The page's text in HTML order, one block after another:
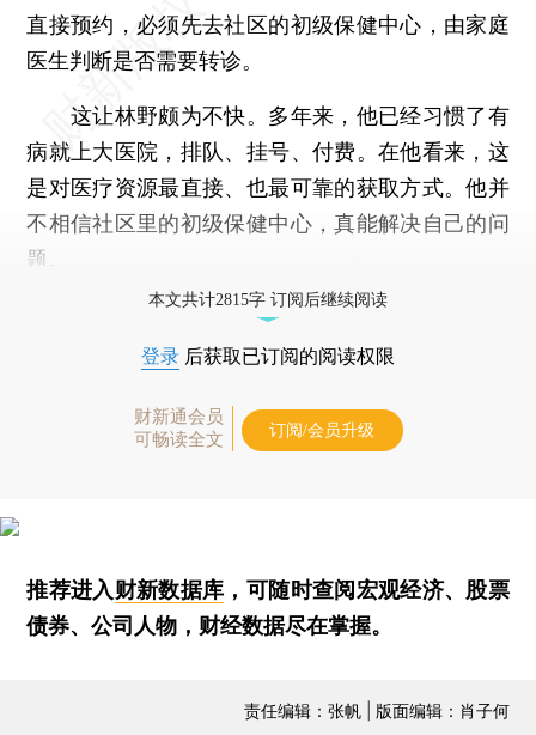
直接预约，必须先去社区的初级保健中心，由家庭
医生判断是否需要转诊。
这让林野颇为不快。多年来，他已经习惯了有
病就上大医院，排队、挂号、付费。在他看来，这
是对医疗资源最直接、也最可靠的获取方式。他并
不相信社区里的初级保健中心，真能解决自己的问
题。
本文共计2815字 订阅后继续阅读
登录 后获取已订阅的阅读权限
财新通会员
可畅读全文
订阅/会员升级
推荐进入财新数据库 ，可随时查阅宏观经济、股票
债券、公司人物，财经数据尽在掌握。
责任编辑：张帆 | 版面编辑：肖子何